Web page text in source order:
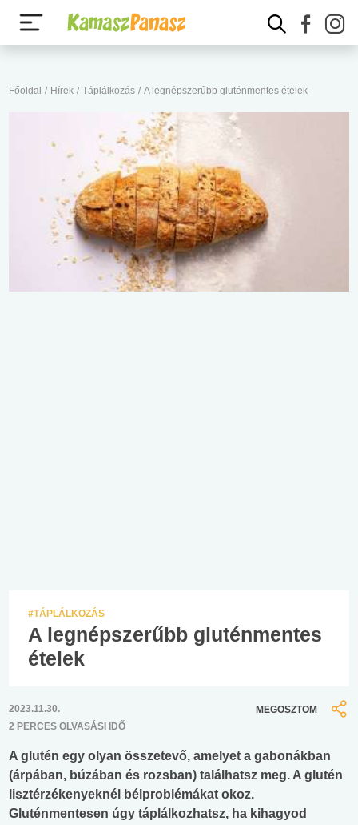
Főoldal / Hírek / Táplálkozás / A legnépszerűbb gluténmentes ételek
#TÁPLÁLKOZÁS
A legnépszerűbb gluténmentes
ételek
2023.11.30.
2 PERCES OLVASÁSI IDŐ
MEGOSZTOM
A glutén egy olyan összetevő, amelyet a gabonákban
(árpában, búzában és rozsban) találhatsz meg. A glutén
lisztérzékenyeknél bélproblémákat okoz.
Gluténmentesen úgy táplálkozhatsz, ha kihagyod